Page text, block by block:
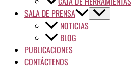
SALA DE PRENSA
NOTICIAS
BLOG
PUBLICACIONES
CONTÁCTENOS